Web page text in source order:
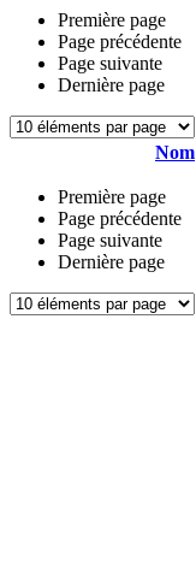
Première page
Page précédente
Page suivante
Dernière page
Nom
Première page
Page précédente
Page suivante
Dernière page